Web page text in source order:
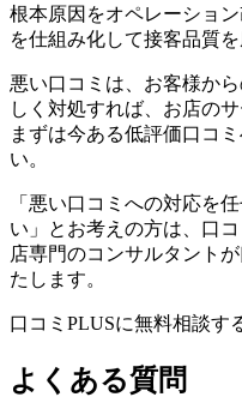
根本原因をオペレーショ
を仕組み化して接客品質
悪い口コミは、お客様か
しく対処すれば、お店の
まずは今ある低評価口コ
い。
「悪い口コミへの対応を
い」とお考えの方は、口
店専門のコンサルタント
たします。
口コミPLUSに無料相談す
よくある質問